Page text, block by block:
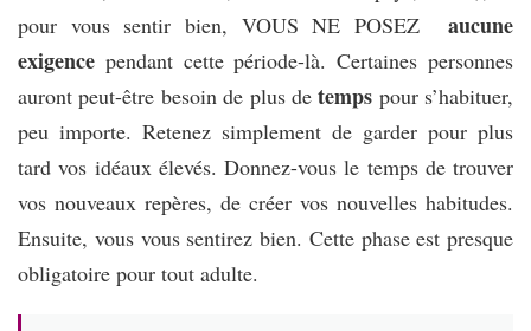
pour vous sentir bien, VOUS NE POSEZ aucune
exigence pendant cette période-là. Certaines personnes
auront peut-être besoin de plus detemps pour s’habituer,
peu importe. Retenez simplement de garder pour plus
tard vos idéaux élevés. Donnez-vous le temps de trouver
vos nouveaux repères, de créer vos nouvelles habitudes.
Ensuite, vous vous sentirez bien. Cette phase est presque
obligatoire pour tout adulte.